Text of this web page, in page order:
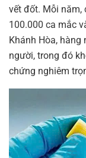
vết đốt. Mỗi năm,
100.000 ca mắc
Khánh Hòa, hàng
người, trong đó
chứng nghiêm